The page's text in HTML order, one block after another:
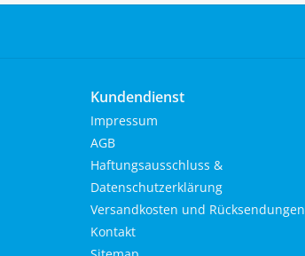
Kundendienst
Impressum
AGB
Haftungsausschluss &
Datenschutzerklärung
Versandkosten und Rücksendungen
Kontakt